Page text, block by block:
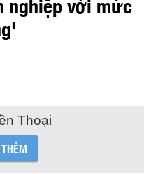
Thoại